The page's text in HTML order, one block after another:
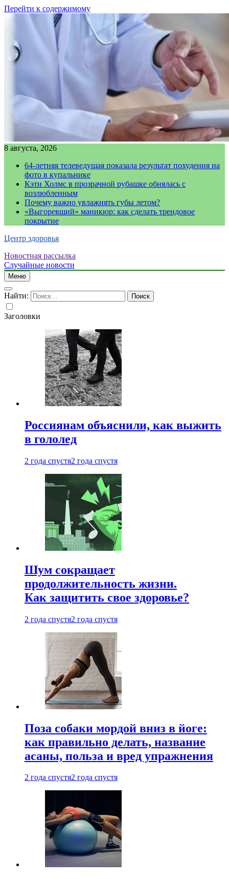
Перейти к содержимому
8 августа, 2026
64-летняя телеведущая показала результат похудения на
фото в купальнике
Кэти Холмс в прозрачной рубашке обнялась с
возлюбленным
Почему важно увлажнять губы летом?
«Выгоревший» маникюр: как сделать трендовое
покрытие
Центр здоровья
Новостная рассылка
Случайные новости
Меню
Найти:
Заголовки
Россиянам объяснили, как выжить
в гололед
2 года спустя2 года спустя
Шум сокращает
продолжительность жизни.
Как защитить свое здоровье?
2 года спустя2 года спустя
Поза собаки мордой вниз в йоге:
как правильно делать, название
асаны, польза и вред упражнения
2 года спустя2 года спустя